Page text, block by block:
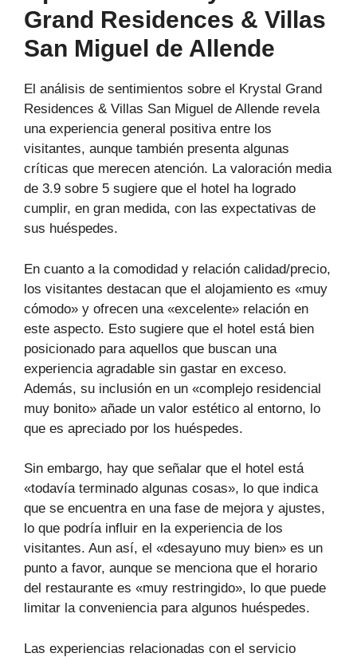
Grand Residences & Villas
San Miguel de Allende
El análisis de sentimientos sobre el Krystal Grand
Residences & Villas San Miguel de Allende revela
una experiencia general positiva entre los
visitantes, aunque también presenta algunas
críticas que merecen atención. La valoración media
de 3.9 sobre 5 sugiere que el hotel ha logrado
cumplir, en gran medida, con las expectativas de
sus huéspedes.
En cuanto a la comodidad y relación calidad/precio,
los visitantes destacan que el alojamiento es «muy
cómodo» y ofrecen una «excelente» relación en
este aspecto. Esto sugiere que el hotel está bien
posicionado para aquellos que buscan una
experiencia agradable sin gastar en exceso.
Además, su inclusión en un «complejo residencial
muy bonito» añade un valor estético al entorno, lo
que es apreciado por los huéspedes.
Sin embargo, hay que señalar que el hotel está
«todavía terminado algunas cosas», lo que indica
que se encuentra en una fase de mejora y ajustes,
lo que podría influir en la experiencia de los
visitantes. Aun así, el «desayuno muy bien» es un
punto a favor, aunque se menciona que el horario
del restaurante es «muy restringido», lo que puede
limitar la conveniencia para algunos huéspedes.
Las experiencias relacionadas con el servicio